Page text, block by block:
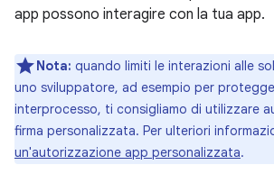
app possono interagire con la tua app.
Nota: quando limiti le interazioni alle
uno sviluppatore, ad esempio per
interprocesso, ti consigliamo di utilizzare
firma personalizzata. Per ulteriori
un'autorizzazione app personalizzata.